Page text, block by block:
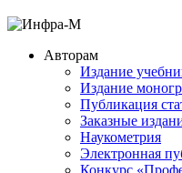
Авторам
Издание
Издание
Публикация
Заказные
Наукометрия
Электронная
Конкурс